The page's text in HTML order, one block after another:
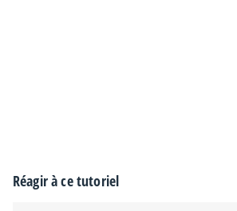
Réagir à ce tutoriel